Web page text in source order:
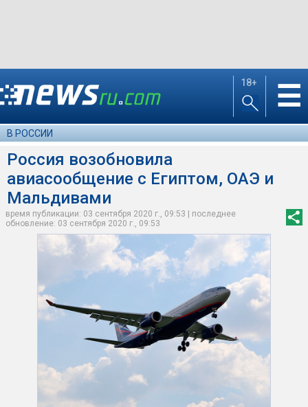
18+ ☰
В РОССИИ
Россия возобновила
авиасообщение с Египтом, ОАЭ и
Мальдивами
время публикации: 03 сентября 2020 г., 09:53 | последнее
обновление: 03 сентября 2020 г., 09:53